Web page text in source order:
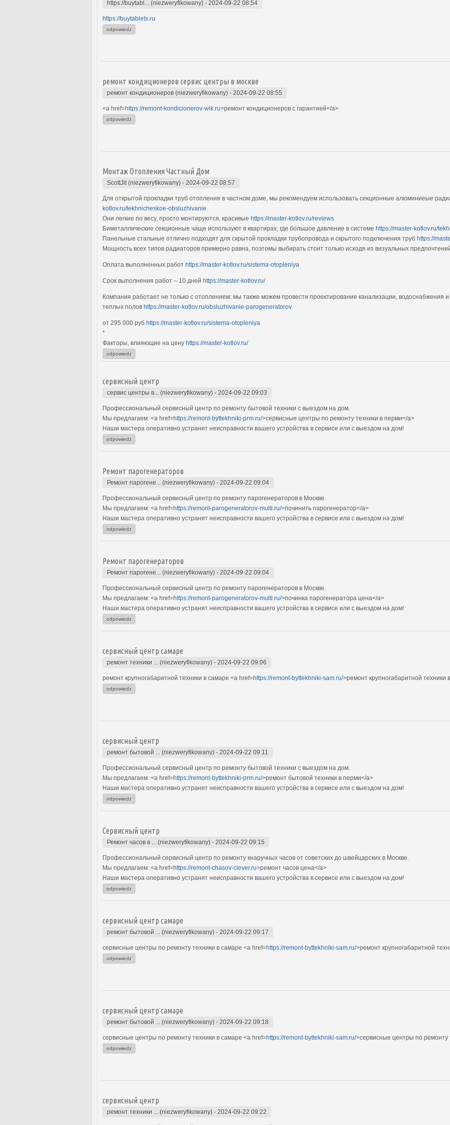
https://buytabl... (niezweryfikowany) - 2024-09-22 08:54
https://buytablets.ru
odpowiedz
ремонт кондиционеров сервис центры в москве
ремонт кондиционеров (niezweryfikowany) - 2024-09-22 08:55
<a href=https://remont-kondicionerov-wik.ru>ремонт кондиционеров с гарантией</a>
odpowiedz
Монтаж Отопления Частный Дом
ScottJit (niezweryfikowany) - 2024-09-22 08:57
Для открытой прокладки труб отопления в частном доме, мы рекомендуем использовать секционные алюминиеые
kotlov.ru/tekhnicheskoe-obsluzhivanie
Они легкие по весу, просто монтируются, красивые https://master-kotlov.ru/reviews
Биметаллические секционные чаще используют в квартирах, где большое давление в системе https://master-kotlov.ru/
Панельные стальные отлично подходят для скрытой прокладки трубопровода и скрытого подключения труб https://
Мощность всех типов радиаторов примерно равна, поэтомы выбирать стоит только исходя из визуальных
Оплата выполненных работ https://master-kotlov.ru/sistema-otopleniya
Срок выполнения работ – 10 дней https://master-kotlov.ru/
Компания работает не только с отоплением: мы также можем провести проектирование канализации, водоснабжения
теплых полов https://master-kotlov.ru/obsluzhivanie-parogeneratorov
от 295 000 руб https://master-kotlov.ru/sistema-otopleniya
*
Факторы, влияющие на цену https://master-kotlov.ru/
odpowiedz
сервисный центр
сервис центры в... (niezweryfikowany) - 2024-09-22 09:03
Профессиональный сервисный центр по ремонту бытовой техники с выездом на дом.
Мы предлагаем: <a href=https://remont-byttekhniki-prm.ru/>сервисные центры по ремонту техники в перми</a>
Наши мастера оперативно устранят неисправности вашего устройства в сервисе или с выездом на дом!
odpowiedz
Ремонт парогенераторов
Ремонт парогене... (niezweryfikowany) - 2024-09-22 09:04
Профессиональный сервисный центр по ремонту парогенераторов в Москве.
Мы предлагаем: <a href=https://remont-parogeneratorov-multi.ru/>починить парогенератор</a>
Наши мастера оперативно устранят неисправности вашего устройства в сервисе или с выездом на дом!
odpowiedz
Ремонт парогенераторов
Ремонт парогене... (niezweryfikowany) - 2024-09-22 09:04
Профессиональный сервисный центр по ремонту парогенераторов в Москве.
Мы предлагаем: <a href=https://remont-parogeneratorov-multi.ru/>починка парогенератора цена</a>
Наши мастера оперативно устранят неисправности вашего устройства в сервисе или с выездом на дом!
odpowiedz
сервисный центр самаре
ремонт техники ... (niezweryfikowany) - 2024-09-22 09:06
ремонт крупногабаритной техники в самаре <a href=https://remont-byttekhniki-sam.ru/>ремонт крупногабаритной техники
odpowiedz
сервисный центр
ремонт бытовой ... (niezweryfikowany) - 2024-09-22 09:11
Профессиональный сервисный центр по ремонту бытовой техники с выездом на дом.
Мы предлагаем: <a href=https://remont-byttekhniki-prm.ru/>ремонт бытовой техники в перми</a>
Наши мастера оперативно устранят неисправности вашего устройства в сервисе или с выездом на дом!
odpowiedz
Сервисный центр
Ремонт часов в ... (niezweryfikowany) - 2024-09-22 09:15
Профессиональный сервисный центр по ремонту кнаручных часов от советских до швейцарских в Москве.
Мы предлагаем: <a href=https://remont-chasov-clever.ru>ремонт часов цена</a>
Наши мастера оперативно устранят неисправности вашего устройства в сервисе или с выездом на дом!
odpowiedz
сервисный центр самаре
ремонт бытовой ... (niezweryfikowany) - 2024-09-22 09:17
сервисные центры по ремонту техники в самаре <a href=https://remont-byttekhniki-sam.ru/>ремонт крупногабаритной
odpowiedz
сервисный центр самаре
ремонт бытовой ... (niezweryfikowany) - 2024-09-22 09:18
сервисные центры по ремонту техники в самаре <a href=https://remont-byttekhniki-sam.ru/>сервисные центры по ремонту
odpowiedz
сервисный центр
ремонт техники ... (niezweryfikowany) - 2024-09-22 09:22